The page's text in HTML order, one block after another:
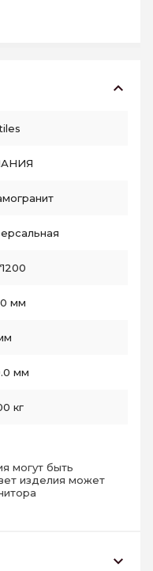
мм
мм
кг
могут быть
изделия может